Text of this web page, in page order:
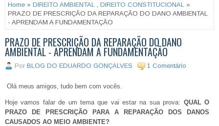
Home » DIREITO AMBIENTAL DIREITO CONSTITUCIONAL
»
PRAZO DE PRESCRIÇÃO DA REPARAÇÃO DO DANO AMBIENTAL
- APRENDAM A FUNDAMENTAÇÃO
PRAZO DE PRESCRIÇÃO DA REPARAÇÃO DO DANO
AMBIENTAL - APRENDAM A FUNDAMENTAÇÃO
Por BLOG DO EDUARDO GONÇALVES 1 Comentário
Olá meus amigos, tudo bem com vocês.
Hoje vamos falar de um tema que vai estar na sua prova: QUAL O
PRAZO DE PRESCRIÇÃO PARA A REPARAÇÃO DOS DANOS
CAUSADOS AO MEIO AMBIENTE?